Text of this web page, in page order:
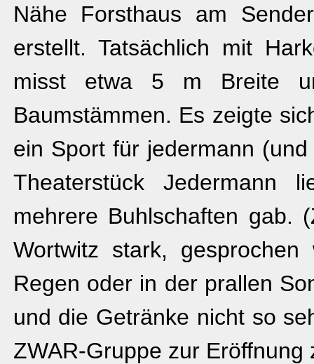
Nähe Forsthaus am
erstellt. Tatsächlich mit
misst etwa 5 m Breite
Baumstämmen. Es zeigte
ein Sport für jedermann
Theaterstück
mehrere Buhlschaften gab.
Wortwitz stark,
Regen oder in der prallen
und die Getränke nicht so
ZWAR-Gruppe zur